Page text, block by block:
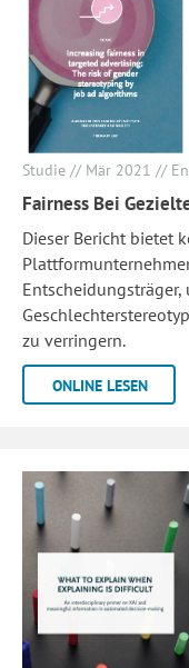
Studie // Mär 2021 //
Fairness Bei
Dieser Bericht bietet
zu verringern.
ONLINE LESEN